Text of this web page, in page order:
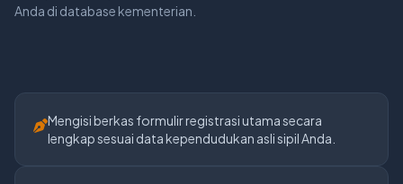
Anda di database kementerian.
Mengisi berkas formulir registrasi utama secara
lengkap sesuai data kependudukan asli sipil Anda.